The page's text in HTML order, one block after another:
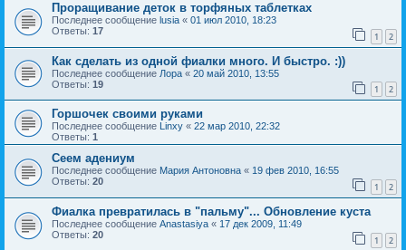
Проращивание деток в торфяных таблетках
Последнее сообщение lusia « 01 июл 2010, 18:23
Ответы: 17 1 2
Как сделать из одной фиалки много. И быстро. :))
Последнее сообщение Лора « 20 май 2010, 13:55
Ответы: 19 1 2
Горшочек своими руками
Последнее сообщение Linxy « 22 мар 2010, 22:32
Ответы: 1
Сеем адениум
Последнее сообщение Мария Антоновна « 19 фев 2010, 16:55
Ответы: 20 1 2
Фиалка превратилась в "пальму"... Обновление куста
Последнее сообщение Anastasiya « 17 дек 2009, 11:49
Ответы: 20 1 2